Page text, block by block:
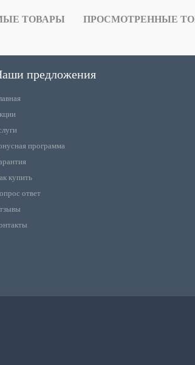
ТОВАРЫ ПРОСМОТРЕННЫЕ
предложения
программа
купить
ответ